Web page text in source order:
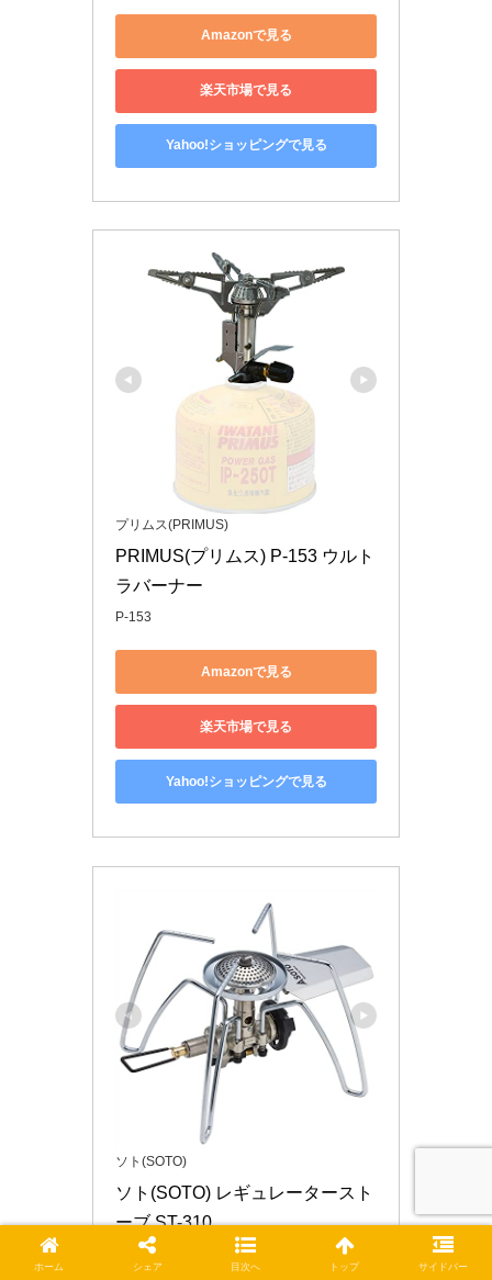
Amazonで見る
楽天市場で見る
Yahoo!ショッピングで見る
プリムス(PRIMUS)
PRIMUS(プリムス) P-153 ウルト
ラバーナー
P-153
Amazonで見る
楽天市場で見る
Yahoo!ショッピングで見る
ソト(SOTO)
ソト(SOTO) レギュレータースト
ーブ ST-310
ST-310
ホーム シェア 目次へ トップ サイドバー